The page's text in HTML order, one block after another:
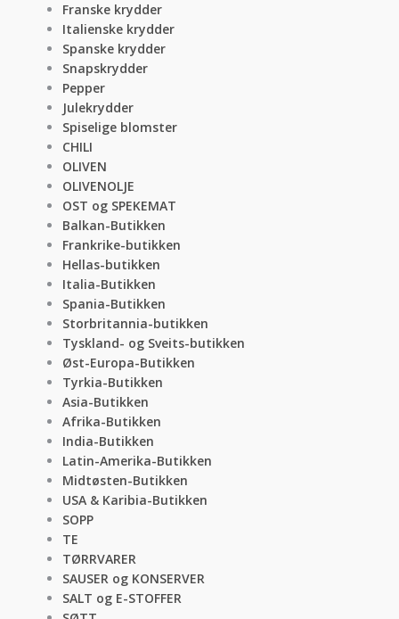
Franske krydder
Italienske krydder
Spanske krydder
Snapskrydder
Pepper
Julekrydder
Spiselige blomster
CHILI
OLIVEN
OLIVENOLJE
OST og SPEKEMAT
Balkan-Butikken
Frankrike-butikken
Hellas-butikken
Italia-Butikken
Spania-Butikken
Storbritannia-butikken
Tyskland- og Sveits-butikken
Øst-Europa-Butikken
Tyrkia-Butikken
Asia-Butikken
Afrika-Butikken
India-Butikken
Latin-Amerika-Butikken
Midtøsten-Butikken
USA & Karibia-Butikken
SOPP
TE
TØRRVARER
SAUSER og KONSERVER
SALT og E-STOFFER